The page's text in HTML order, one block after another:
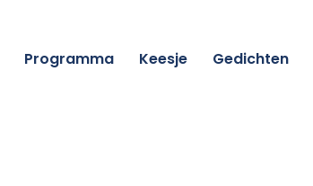
Programma Keesje Gedichten